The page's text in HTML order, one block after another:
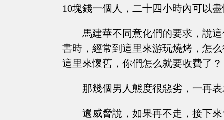
10塊錢一個人，二十四小時內可以
馬建華不同意化們的要求，說
書時，經常到這里來游玩燒烤，怎
這里來懷舊，你們怎么就要收費了？
那幾個男人態度很惡劣，一再
還威脅說，如果再不走，接下